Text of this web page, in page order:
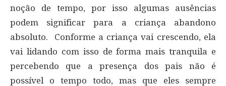
noção de tempo, por isso algumas ausências
podem significar para a criança abandono
absoluto. Conforme a criança vai crescendo, ela
vai lidando com isso de forma mais tranquila e
percebendo que a presença dos pais não é
possível o tempo todo, mas que eles sempre